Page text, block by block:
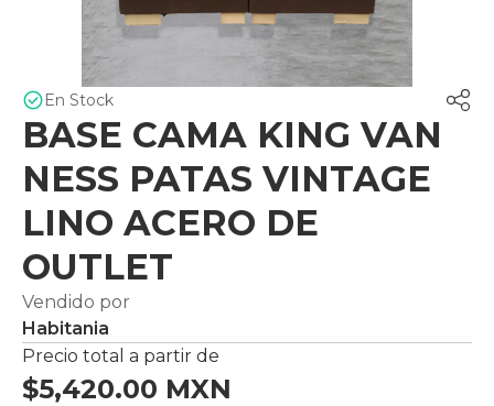
En Stock
BASE CAMA KING VAN
NESS PATAS VINTAGE
LINO ACERO DE
OUTLET
Vendido por
Habitania
Precio total a partir de
$5,420.00 MXN